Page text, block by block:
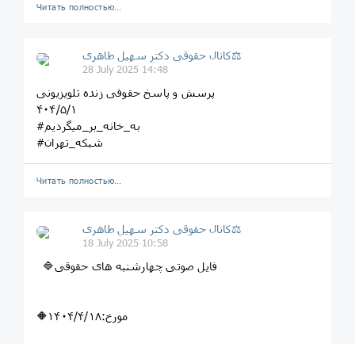
Читать полностью…
کانال حقوقی دکتر سهيل طاهری⚖
28 July 2025 14:48
پرسش و پاسخ حقوفی زنده تلویزیونی
۴۰۴/۵/۱
#به_خانه_بر_میگردیم
#شبکه_تهران
Читать полностью…
کانال حقوقی دکتر سهيل طاهری⚖
18 July 2025 10:58
🔷فایل صوتی چهارشنبه های حقوقی
🔶مورخ:۱۴۰۴/۴/۱۸